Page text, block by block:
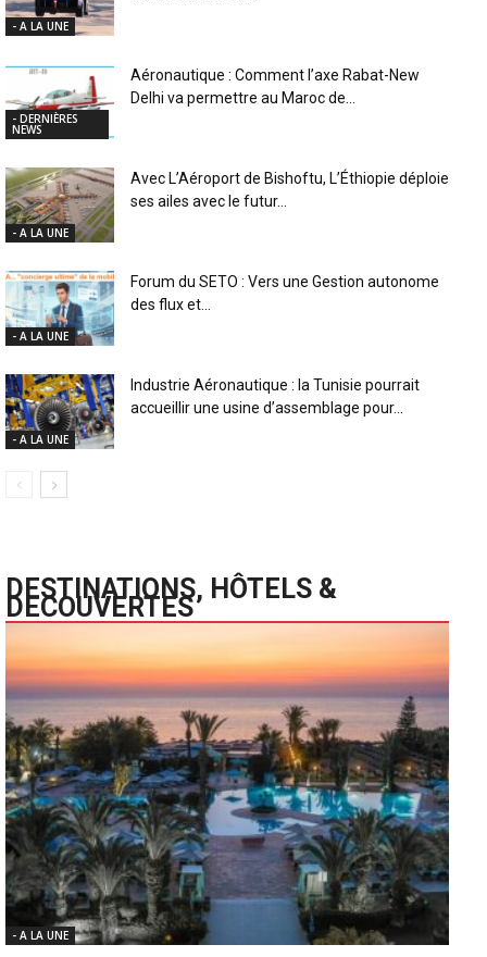
- A LA UNE
- DERNIÈRES
NEWS
Aéronautique : Comment l’axe Rabat-New
Delhi va permettre au Maroc de...
- A LA UNE
Avec L’Aéroport de Bishoftu, L’Éthiopie déploie
ses ailes avec le futur...
- A LA UNE
Forum du SETO : Vers une Gestion autonome
des flux et...
- A LA UNE
Industrie Aéronautique : la Tunisie pourrait
accueillir une usine d’assemblage pour...
DESTINATIONS, HÔTELS &
DECOUVERTES
- A LA UNE